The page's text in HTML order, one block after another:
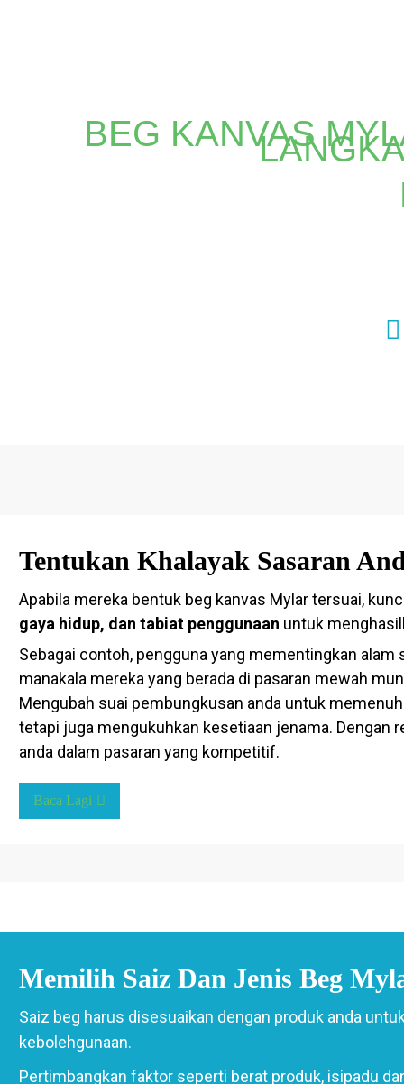
BEG KANVAS
Tentukan Khalayak Sasaran
Apabila mereka bentuk beg kanvas Mylar tersuai,
gaya hidup, dan tabiat penggunaan untuk
Sebagai contoh, pengguna yang mementingkan
manakala mereka yang berada di pasaran mewah
Mengubah suai pembungkusan anda untuk
tetapi juga mengukuhkan kesetiaan jenama. Dengan
anda dalam pasaran yang kompetitif.
Baca Lagi
Memilih Saiz Dan Jenis Beg
Saiz beg harus disesuaikan dengan produk anda
kebolehgunaan.
Pertimbangkan faktor seperti berat produk, isipadu